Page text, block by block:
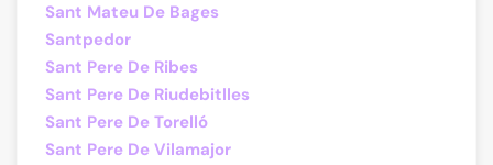
Sant Mateu De Bages
Santpedor
Sant Pere De Ribes
Sant Pere De Riudebitlles
Sant Pere De Torelló
Sant Pere De Vilamajor